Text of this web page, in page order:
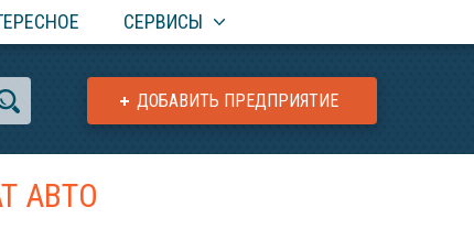
СЕРВИСЫ
ДОБАВИТЬ ПРЕДПРИЯТИЕ
АВТО